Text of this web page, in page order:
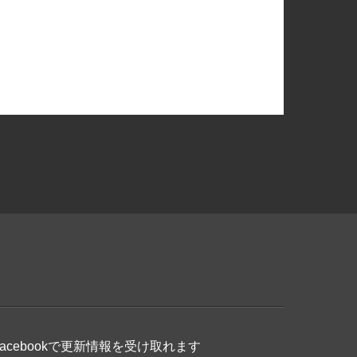
で更新情報を受け取れます